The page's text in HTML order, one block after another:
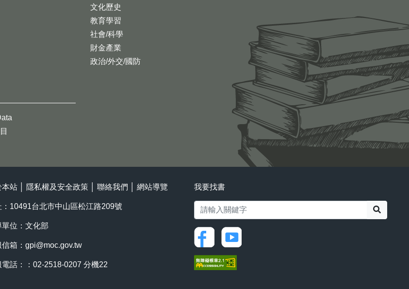
文化歷史
教育學習
社會/科學
財金產業
政治/外交/國防
本站 隱私權及安全政策 聯絡我們 網站導覽
：10491台北市中山區松江路209號
單位：文化部
箱： gpi@moc.gov.tw
電話：：02-2518-0207 分機22
我要找書